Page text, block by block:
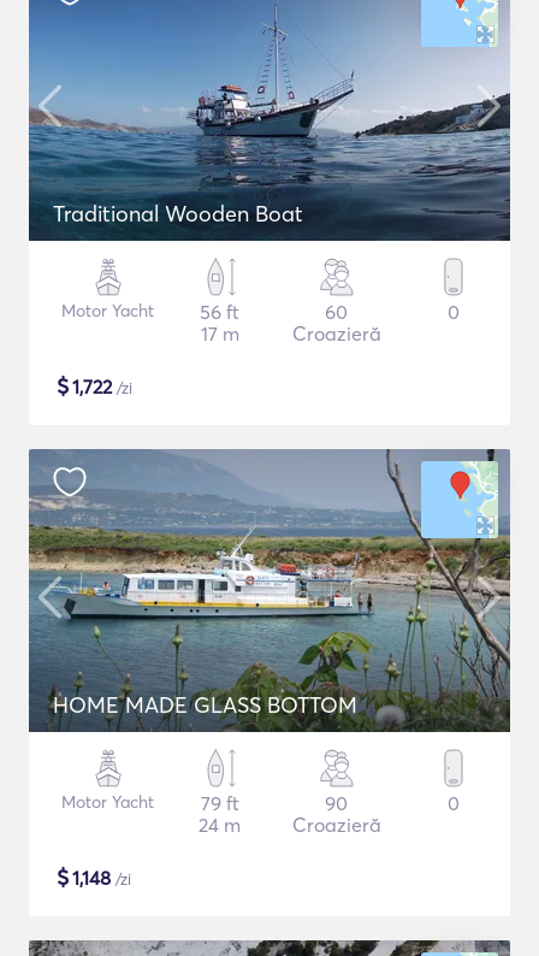
Traditional Wooden Boat
Motor Yacht
56 ft
17 m
60
Croazieră
0
$1,722/zi
HOME MADE GLASS BOTTOM
Motor Yacht
79 ft
24 m
90
Croazieră
0
$1,148 /zi